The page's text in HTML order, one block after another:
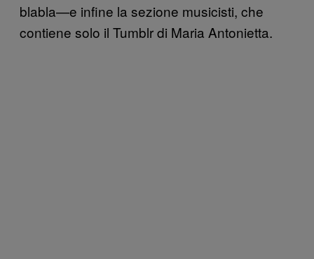
blabla—e infine la sezione musicisti, che
contiene solo il Tumblr di Maria Antonietta.